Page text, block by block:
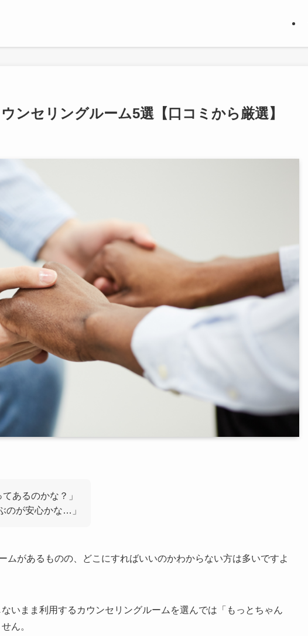
ンセリングルーム5選【口コミから厳選】
あるのかな？」
のが安心かな…」
ムがあるものの、どこにすればいいのかわからない方は多いですよ
いまま利用するカウンセリングルームを選んでは「もっとちゃん
ん。